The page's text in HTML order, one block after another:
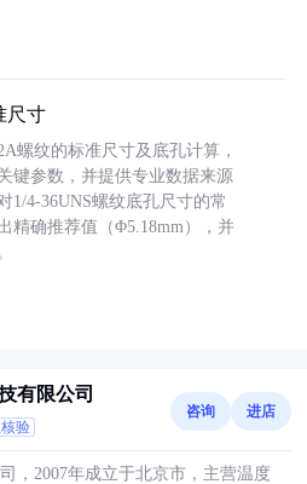
尺寸
螺纹的标准尺寸及底孔计算，
键参数，并提供专业数据来源
1/4-36UNS螺纹底孔尺寸的常
精确推荐值（Φ5.18mm），并
有限公司
验
咨询 进店
，2007年成立于北京市，主营温度